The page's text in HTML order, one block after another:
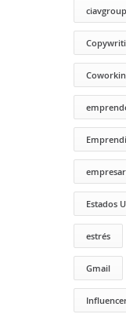
ciavgroup
Estados
estrés
Gmail